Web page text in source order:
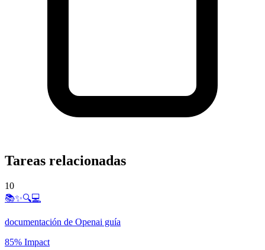
Tareas relacionadas
10
📚✨🔍💻
documentación de Openai guía
85% Impact